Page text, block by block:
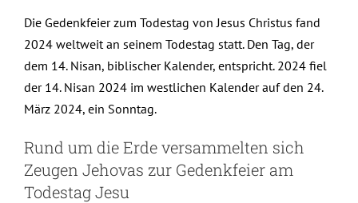
Die Gedenkfeier zum Todestag von Jesus Christus fand
2024 weltweit an seinem Todestag statt. Den Tag, der
dem 14. Nisan, biblischer Kalender, entspricht. 2024 fiel
der 14. Nisan 2024 im westlichen Kalender auf den 24.
März 2024, ein Sonntag.
Rund um die Erde versammelten sich
Zeugen Jehovas zur Gedenkfeier am
Todestag Jesu